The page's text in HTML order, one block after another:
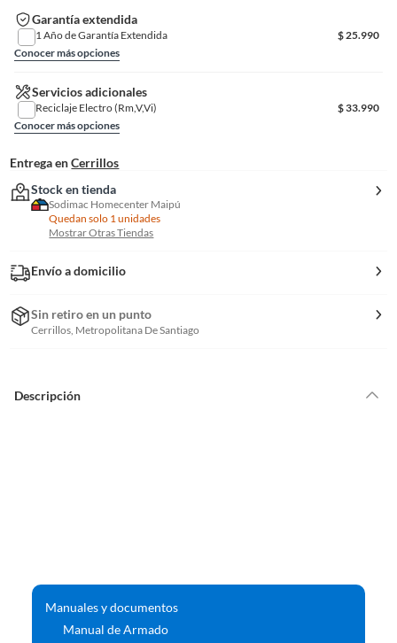
Garantía extendida
1 Año de Garantía Extendida $25.990
Conocer más opciones
Servicios adicionales
Reciclaje Electro (Rm,V,Vi) $33.990
Conocer más opciones
Entrega en Cerrillos
Stock en tienda
Sodimac Homecenter Maipú
Quedan solo 1 unidades
Mostrar Otras Tiendas
Envío a domicilio
Sin retiro en un punto
Cerrillos, Metropolitana De Santiago
Descripción
Manuales y documentos
Manual de Armado